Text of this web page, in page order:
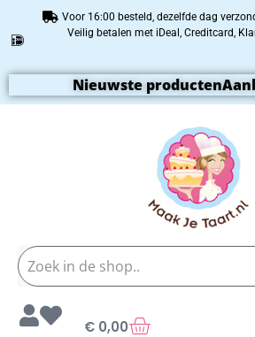
Voor 16:00 besteld, dezelfde dag
Veilig betalen met iDeal, Creditcard,
Nieuwste producten
€ 0,00